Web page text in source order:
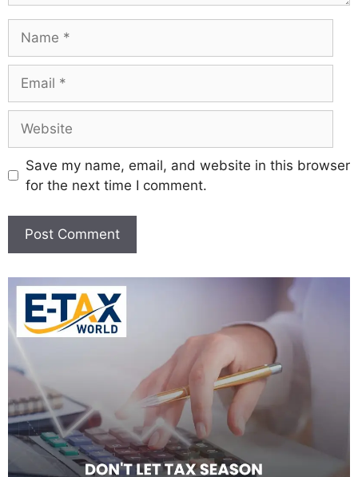
Save my name, email, and website in this browser
for the next time I comment.